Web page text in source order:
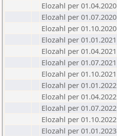
Elozahl per 01.04.2020
Elozahl per 01.07.2020
Elozahl per 01.10.2020
Elozahl per 01.01.2021
Elozahl per 01.04.2021
Elozahl per 01.07.2021
Elozahl per 01.10.2021
Elozahl per 01.01.2022
Elozahl per 01.04.2022
Elozahl per 01.07.2022
Elozahl per 01.10.2022
Elozahl per 01.01.2023